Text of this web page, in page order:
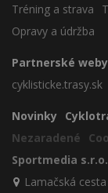
Tréning a strava
Opravy a údržba
Partnerské weby
cyklisticke.trasy.sk
Novinky
Nezaradené
Sportmedia s.r.o.
Lamačská